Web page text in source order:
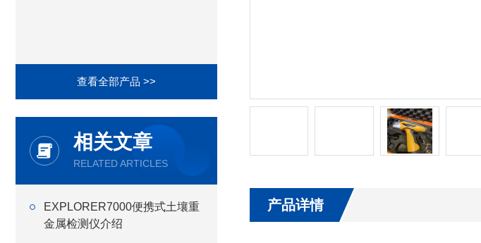
查看全部产品 >>
相关文章
RELATED ARTICLES
EXPLORER7000便携式土壤重
金属检测仪介绍
产品详情